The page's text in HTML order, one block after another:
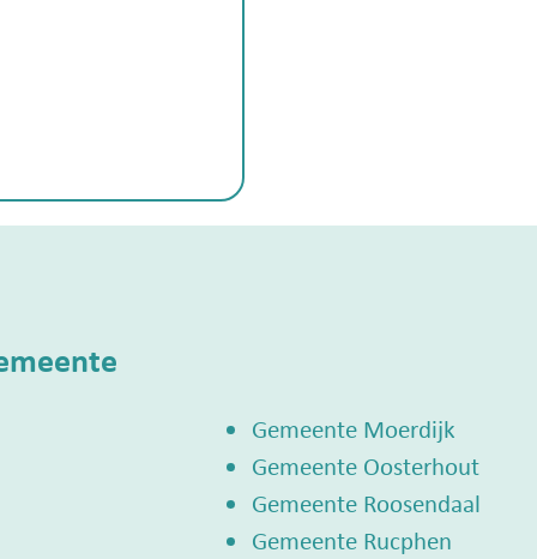
Gemeente Moerdijk
Gemeente Oosterhout
Gemeente Roosendaal
Gemeente Rucphen